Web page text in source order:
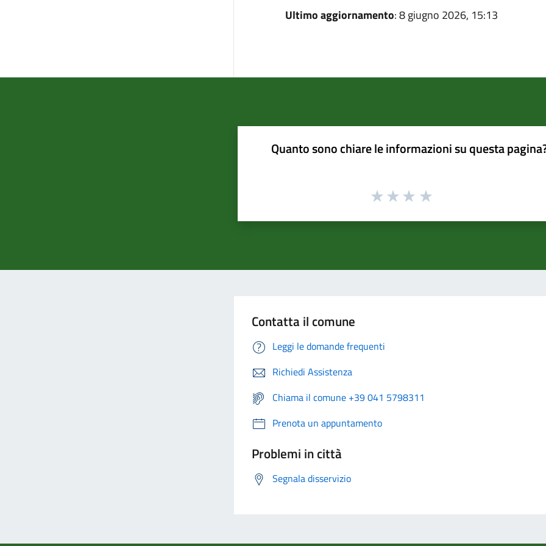
Ultimo aggiornamento: 8 giugno 2026, 15:13
Quanto sono chiare le informazioni su questa
Contatta il comune
Leggi le domande frequenti
Richiedi Assistenza
Chiama il comune +39 041 5798311
Prenota un appuntamento
Problemi in città
Segnala disservizio